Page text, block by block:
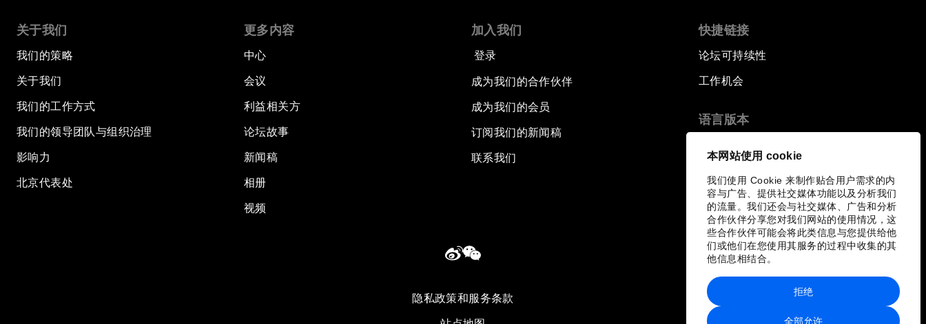
本网站使用 cookie
我们使用 Cookie 来制作贴合用户需求的内
容与广告、提供社交媒体功能以及分析我们
的流量。我们还会与社交媒体、广告和分析
合作伙伴分享您对我们网站的使用情况，这
些合作伙伴可能会将此类信息与您提供给他
们或他们在您使用其服务的过程中收集的其
他信息相结合。
全部允许
拒绝
关于我们
我们的策略
关于我们
我们的工作方式
我们的领导团队与组织治理
影响力
北京代表处
更多内容
中心
会议
利益相关方
论坛故事
新闻稿
相册
视频
加入我们
登录
成为我们的合作伙伴
成为我们的会员
订阅我们的新闻稿
联系我们
快捷链接
论坛可持续性
工作机会
语言版本
隐私政策和服务条款